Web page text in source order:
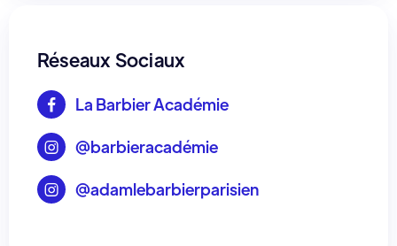
Réseaux Sociaux
 La Barbier Académie
 @barbieracadémie
 @adamlebarbierparisien